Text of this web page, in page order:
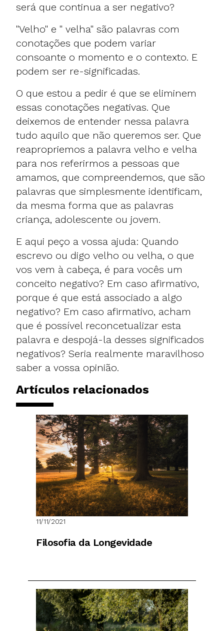
será que continua a ser negativo?
"Velho" e " velha" são palavras com
conotações que podem variar
consoante o momento e o contexto. E
podem ser re-significadas.
O que estou a pedir é que se eliminem
essas conotações negativas. Que
deixemos de entender nessa palavra
tudo aquilo que não queremos ser. Que
reapropriemos a palavra velho e velha
para nos referirmos a pessoas que
amamos, que compreendemos, que são
palavras que simplesmente identificam,
da mesma forma que as palavras
criança, adolescente ou jovem.
E aqui peço a vossa ajuda: Quando
escrevo ou digo velho ou velha, o que
vos vem à cabeça, é para vocês um
conceito negativo? Em caso afirmativo,
porque é que está associado a algo
negativo? Em caso afirmativo, acham
que é possível reconcetualizar esta
palavra e despojá-la desses significados
negativos? Seria realmente maravilhoso
saber a vossa opinião.
Artículos relacionados
11/11/2021
Filosofia da Longevidade